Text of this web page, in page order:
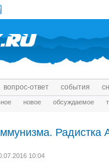
вопрос-ответ события
новое обсуждаемое
Радистка
10:04